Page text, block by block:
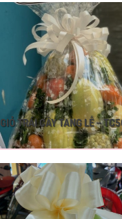
GIỎ TRÁI CÂY TANG LỄ –